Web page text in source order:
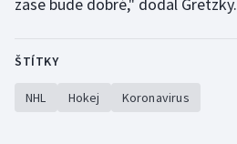
Motorsport
zase bude dobré," dodal Gretzky.
ŠTÍTKY
NHL Hokej Koronavirus